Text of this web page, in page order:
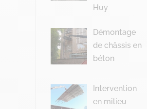
Huy
Démontage
de châssis en
béton
Intervention
en milieu